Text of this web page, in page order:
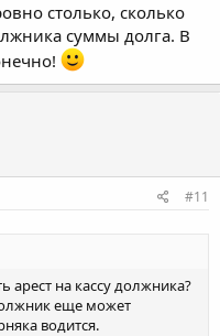
столько, сколько
суммы долга. В
#11
арест на кассу должника?
еще может
водится.